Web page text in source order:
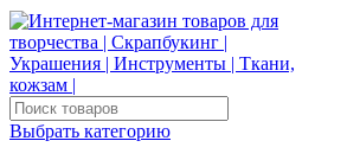
Выбрать категорию